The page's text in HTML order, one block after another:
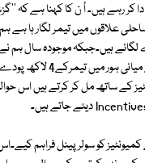
کر رہے ہیں۔ اُ ن کا کہنا ہے کہ
لاکھ پودے لگائے ہیں۔جبکہ موجودہ سال
دوران بلوچستان کے علاقے
کے ساتھ مل کر کرتے ہیں اس
کو سولر پینل فراہم